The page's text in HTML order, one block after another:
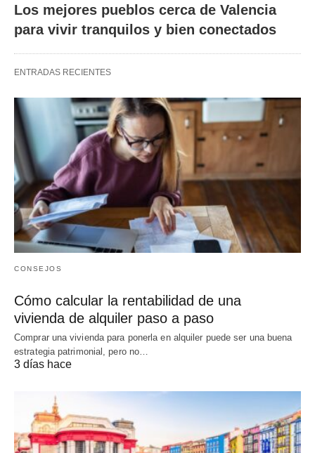
Los mejores pueblos cerca de Valencia
para vivir tranquilos y bien conectados
ENTRADAS RECIENTES
CONSEJOS
Cómo calcular la rentabilidad de una
vivienda de alquiler paso a paso
Comprar una vivienda para ponerla en alquiler puede ser una buena
estrategia patrimonial, pero no…
3 días hace